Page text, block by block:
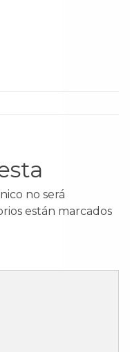
no será
están marcados